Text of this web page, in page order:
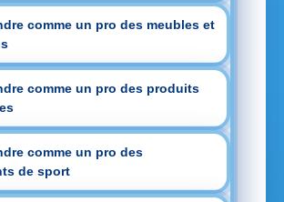
comme un pro des meubles et
comme un pro des produits
comme un pro des
de sport